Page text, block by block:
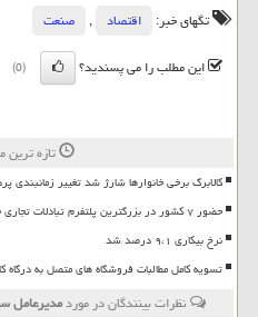
تگهای خبر:
اقتصاد ,
صنعت
این مطلب را می پسندید؟
(0)
تازه ترین
کالابرگ برخی خانوارها شارژ شد تغییر
حضور ۷ کشور در بزرگترین پلتفرم تبادلات تجاری حوزه ساخت وساز
نرخ بیکاری ۹،۱ درصد شد
تسویه کامل مطالبات فروشگاه های متصل به درگاه
نظرات بینندگان در موردمدیرعامل